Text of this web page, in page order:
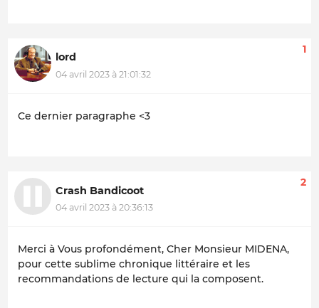
lord
04 avril 2023 à 21:01:32
1
Ce dernier paragraphe <3
Crash Bandicoot
04 avril 2023 à 20:36:13
2
Merci à Vous profondément, Cher Monsieur MIDENA,
pour cette sublime chronique littéraire et les
recommandations de lecture qui la composent.